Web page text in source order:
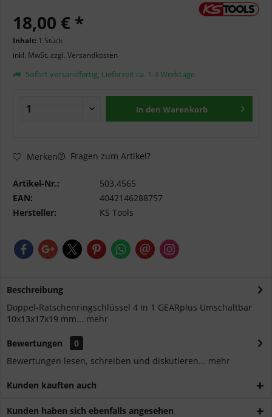
18,00 € *
Inhalt: 1 Stück
inkl. MwSt. zzgl. Versandkosten
Sofort versandfertig, Lieferzeit ca. 1-3 Werktage
In den Warenkorb
Merken Fragen zum Artikel?
Artikel-Nr.:
503.4565
EAN:
4042146288757
Hersteller:
KS Tools
Beschreibung
Doppel-Ratschenringschlüssel 4 In 1 GEARplus Umschaltbar
10x13x17x19 mm... mehr
Bewertungen
0
Bewertungen lesen, schreiben und diskutieren... mehr
Kunden kauften auch
Kunden haben sich ebenfalls angesehen